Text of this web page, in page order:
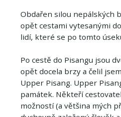
Obdařen silou nepálských
opět cestami vytesanými
lidí, které se po tomto
Po cestě do Pisangu jsou
opět docela brzy a čelil
Upper Pisang. Upper
památek. Někteří
možností (a většina mých